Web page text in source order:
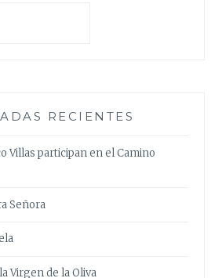
RECIENTES
Villas participan en el Camino
Señora
Virgen de la Oliva